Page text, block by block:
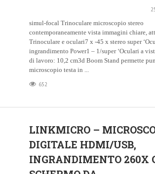
simul-focal Trinoculare microscopio stereo
contemporaneamente vista immagini chiare,
Trinoculare e oculari7 x -45 x stereo super
ingrandimento Power1 – 1/super ‘Oculari a
di lavoro: 10,2 cm3d Boom Stand permette
microscopio testa in ...
652
LINKMICRO –
DIGITALE HDMI/USB,
INGRANDIMENTO 260X